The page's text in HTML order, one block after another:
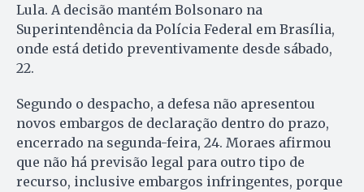
Lula. A decisão mantém Bolsonaro na
Superintendência da Polícia Federal em Brasília,
onde está detido preventivamente desde sábado,
22.
Segundo o despacho, a defesa não apresentou
novos embargos de declaração dentro do prazo,
encerrado na segunda-feira, 24. Moraes afirmou
que não há previsão legal para outro tipo de
recurso, inclusive embargos infringentes, porque